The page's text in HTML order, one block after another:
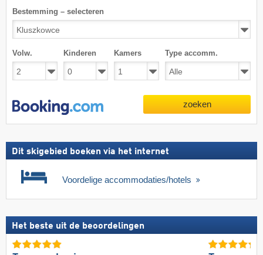
Bestemming – selecteren
Volw. Kinderen Kamers Type accomm.
zoeken
Dit skigebied boeken via het internet
Voordelige accommodaties/hotels
Het beste uit de beoordelingen